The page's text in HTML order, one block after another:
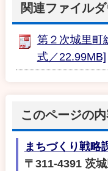
関連ファイル
第２次城里町
式／22.99MB]
このページの
まちづくり戦略
〒311-4391 茨